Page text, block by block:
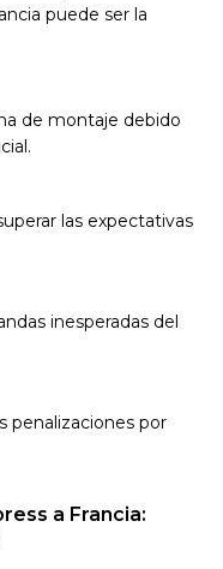
puede ser la
de montaje debido
las expectativas
inesperadas del
penalizaciones por
a Francia: